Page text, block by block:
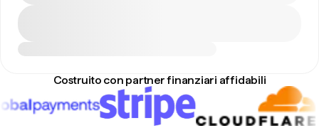
Costruito con partner finanziari affidabili